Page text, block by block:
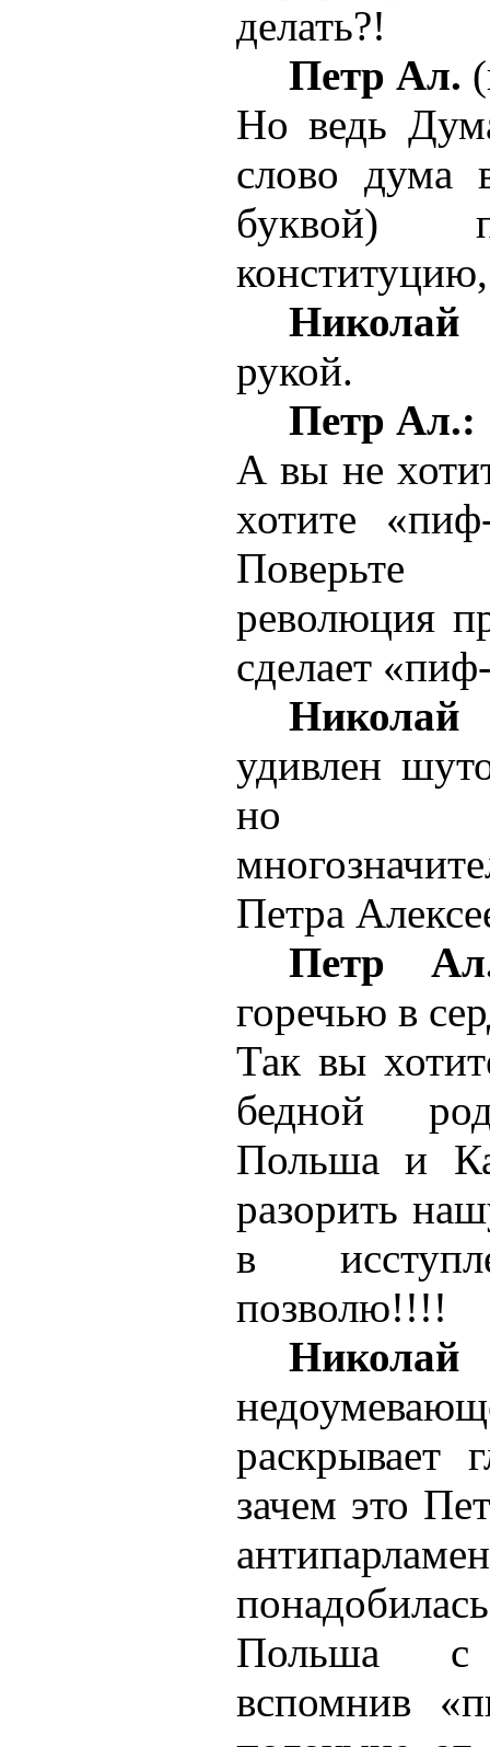
делать?!
Петр Ал.
Но ведь
слово дума
буквой)
рукой.
Петр Ал.:
А вы не
хотите
революция
сделает
удивлен
но
Петра
Петр
горечью в
Так вы
бедной
Польша и
разорить
в
позволю!!!!
раскрывает
зачем это
Польша с
вспомнив